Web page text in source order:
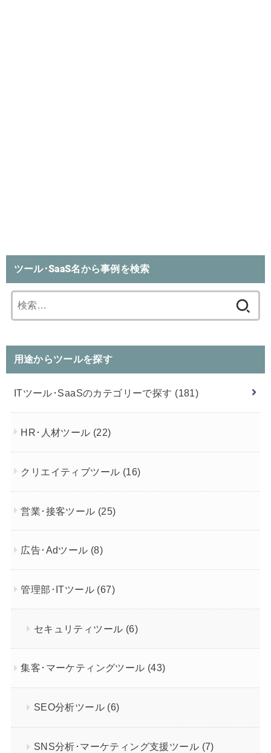
ツール･SaaS名から事例を検索
索:
用途からツールを探す
ITツール･SaaSのカテゴリーで探す (181)
HR･人材ツール (22)
クリエイティブツール (16)
営業･接客ツール (25)
広告･Adツール (8)
管理部･ITツール (67)
セキュリティツール (6)
集客･マーケティングツール (43)
SEO分析ツール (6)
SNS分析･マーケティング支援ツール (7)